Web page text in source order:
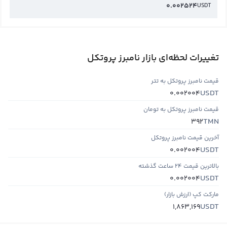
USDT
0.002524
تغییرات لحظه‌ای بازار نامبرز پروتکل
قیمت نامبرز پروتکل به تتر
USDT
0.002004
قیمت نامبرز پروتکل به تومان
TMN
392
آخرین قیمت نامبرز پروتکل
USDT
0.002004
بالاترین قیمت ۲۴ ساعت گذشته
USDT
0.002004
مارکت کپ (ارزش بازار)
USDT
1,863,169